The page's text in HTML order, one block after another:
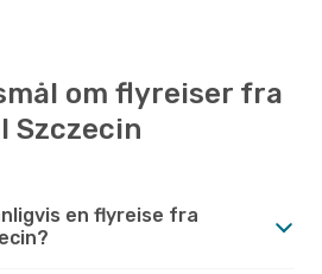
om flyreiser fra
Szczecin
en flyreise fra